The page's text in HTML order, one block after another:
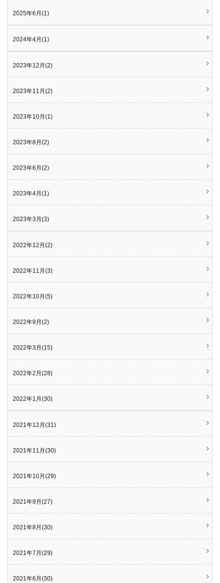
2025年6月(1)
2024年4月(1)
2023年12月(2)
2023年11月(2)
2023年10月(1)
2023年8月(2)
2023年6月(2)
2023年4月(1)
2023年3月(3)
2022年12月(2)
2022年11月(3)
2022年10月(5)
2022年9月(2)
2022年3月(15)
2022年2月(28)
2022年1月(30)
2021年12月(31)
2021年11月(30)
2021年10月(29)
2021年9月(27)
2021年8月(30)
2021年7月(29)
2021年6月(30)